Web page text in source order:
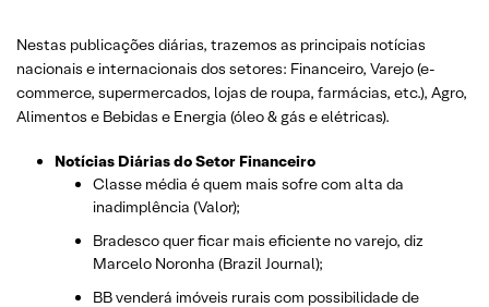
Nestas publicações diárias, trazemos as principais notícias
nacionais e internacionais dos setores: Financeiro, Varejo(e-
commerce, supermercados, lojas de roupa, farmácias, etc.), Agro,
Alimentos e Bebidas e Energia (óleo & gás e elétricas).
Notícias Diárias do Setor Financeiro
Classe média é quem mais sofre com alta da
inadimplência (Valor);
Bradesco quer ficar mais eficiente no varejo, diz
Marcelo Noronha (Brazil Journal);
BB venderá imóveis rurais com possibilidade de